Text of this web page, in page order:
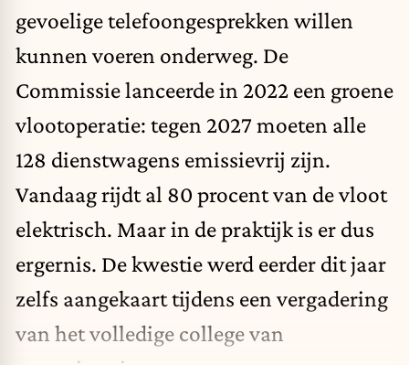
gevoelige telefoongesprekken willen
kunnen voeren onderweg. De
Commissie lanceerde in 2022 een groene
vlootoperatie: tegen 2027 moeten alle
128 dienstwagens emissievrij zijn.
Vandaag rijdt al 80 procent van de vloot
elektrisch. Maar in de praktijk is er dus
ergernis. De kwestie werd eerder dit jaar
zelfs aangekaart tijdens een vergadering
van het volledige college van